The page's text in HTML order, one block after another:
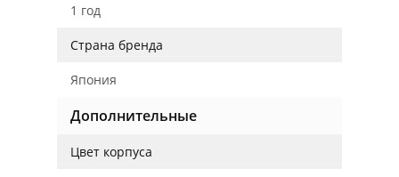
1 год
Страна бренда
Япония
Дополнительные
Цвет корпуса